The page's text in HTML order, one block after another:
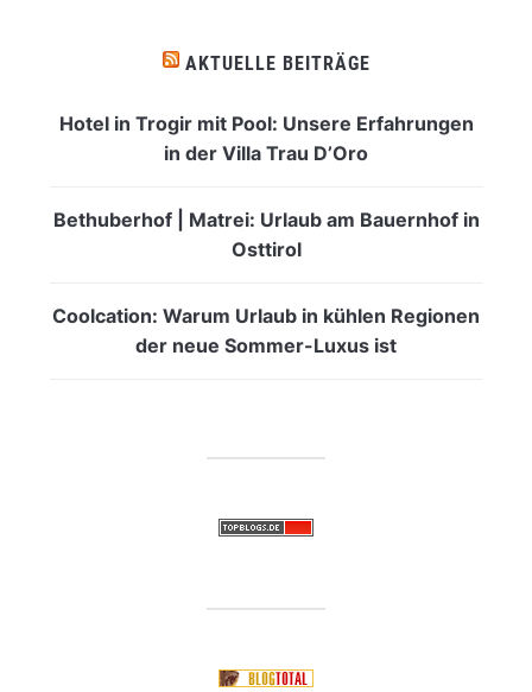
AKTUELLE BEITRÄGE
Hotel in Trogir mit Pool: Unsere Erfahrungen
in der Villa Trau D’Oro
Bethuberhof | Matrei: Urlaub am Bauernhof in
Osttirol
Coolcation: Warum Urlaub in kühlen Regionen
der neue Sommer-Luxus ist